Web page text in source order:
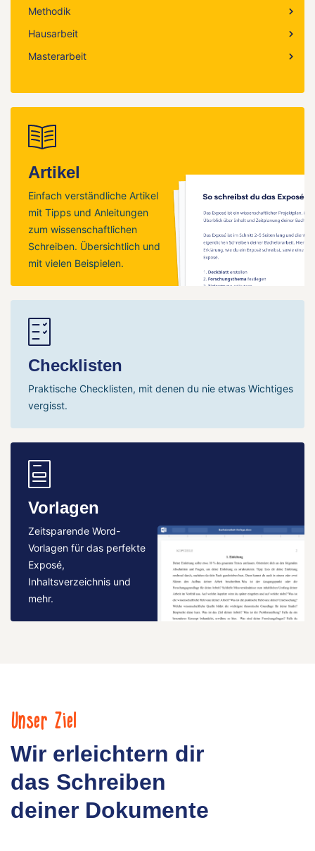
Methodik
Hausarbeit
Masterarbeit
Artikel
Einfach verständliche Artikel
mit Tipps und Anleitungen
zum wissenschaftlichen
Schreiben. Übersichtlich und
mit vielen Beispielen.
Checklisten
Praktische Checklisten, mit denen du nie etwas Wichtiges
vergisst.
Vorlagen
Zeitsparende Word-
Vorlagen für das perfekte
Exposé,
Inhaltsverzeichnis und
mehr.
Unser Ziel
Wir erleichtern dir
das Schreiben
deiner Dokumente